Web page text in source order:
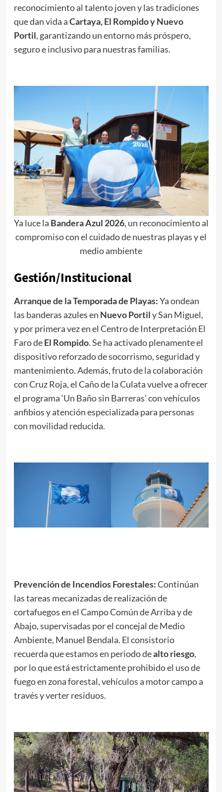
reconocimiento al talento joven y las tradiciones
que dan vida aCartaya, El Rompido y Nuevo
Portil, garantizando un entorno más próspero,
seguro e inclusivo para nuestras familias.
Ya luce la Bandera Azul 2026, un reconocimiento al
compromiso con el cuidado de nuestras playas y el
medio ambiente
Gestión/Institucional
Arranque de la Temporada de Playas:Ya ondean
las banderas azules en Nuevo Portily San Miguel,
y por primera vez en el Centro de Interpretación El
Faro deEl Rompido. Se ha activado plenamente el
dispositivo reforzado de socorrismo, seguridad y
mantenimiento. Además, fruto de la colaboración
con Cruz Roja, el Caño de la Culata vuelve a ofrecer
el programa ‘Un Baño sin Barreras’ con vehículos
anfibios y atención especializada para personas
con movilidad reducida.
Prevención de Incendios Forestales:Continúan
las tareas mecanizadas de realización de
cortafuegos en el Campo Común de Arriba y de
Abajo, supervisadas por el concejal de Medio
Ambiente, Manuel Bendala. El consistorio
recuerda que estamos en periodo dealto riesgo,
por lo que está estrictamente prohibido el uso de
fuego en zona forestal, vehículos a motor campo a
través y verter residuos.